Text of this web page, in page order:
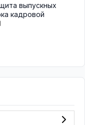
выпускных
кадровой